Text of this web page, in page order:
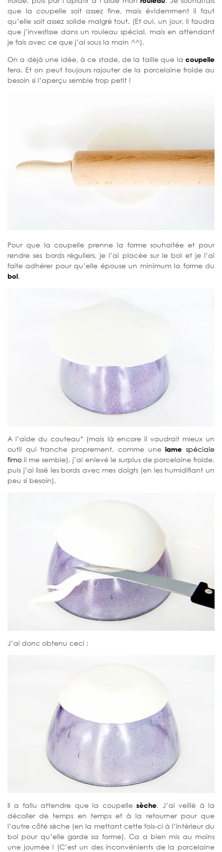
que la coupelle soit assez fine, mais évidemment il faut
qu’elle soit assez solide malgré tout. (Et oui, un jour, il faudra
que j’investisse dans un rouleau spécial, mais en attendant
je fais avec ce que j’ai sous la main ^^).
On a déjà une idée, à ce stade, de la taille que la coupelle
fera. Et on peut toujours rajouter de la porcelaine froide au
besoin si l’aperçu semble trop petit !
Pour que la coupelle prenne la forme souhaitée et pour
rendre ses bords réguliers, je l’ai placée sur le bol et je l’ai
faite adhérer pour qu’elle épouse un minimum la forme du
bol.
A l’aide du couteau* (mais là encore il vaudrait mieux un
outil qui tranche proprement, comme unelamespéciale
fimo il me semble), j’ai enlevé le surplus de porcelaine froide,
puis j’ai lissé les bords avec mes doigts (en les humidifiant un
peu si besoin).
J’ai donc obtenu ceci :
Il a fallu attendre que la coupellesèche. J’ai veillé à la
décoller de temps en temps et à la retourner pour que
l’autre côté sèche (en la mettant cette fois-ci à l’intérieur du
bol pour qu’elle garde sa forme). Ca a bien mis au moins
une journée ! (C’est un des inconvénients de la porcelaine